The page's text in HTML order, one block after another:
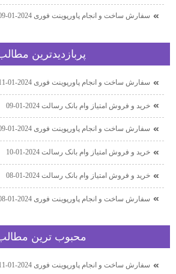
سفارش ساخت و انجام پاورپوینت فوری 2024-01-09
پربازديدترين مطالب
سفارش ساخت و انجام پاورپوینت فوری 2024-01-11
خرید و فروش امتیاز وام بانک رسالت 2024-01-09
سفارش ساخت و انجام پاورپوینت فوری 2024-01-09
خرید و فروش امتیاز وام بانک رسالت 2024-01-10
خرید و فروش امتیاز وام بانک رسالت 2024-01-08
سفارش ساخت و انجام پاورپوینت فوری 2024-01-08
محبوب ترين مطالب
سفارش ساخت و انجام پاورپوینت فوری 2024-01-11